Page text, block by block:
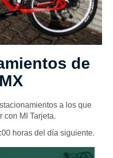
de
a los que
con MI Tarjeta.
horas del día siguiente.